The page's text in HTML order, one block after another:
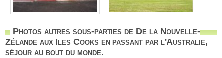
Photos autres sous-parties de De la Nouvelle-
Zélande aux Iles Cooks en passant par l'Australie,
séjour au bout du monde.